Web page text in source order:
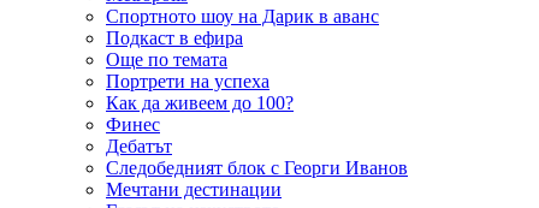
Спортното шоу на Дарик в аванс
Подкаст в ефира
Още по темата
Портрети на успеха
Как да живеем до 100?
Финес
Дебатът
Следобедният блок с Георги Иванов
Мечтани дестинации